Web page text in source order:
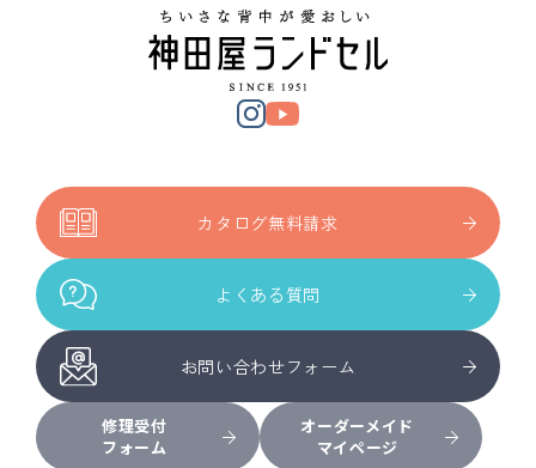
カタログ無料請求
よくある質問
お問い合わせフォーム
修理受付
フォーム
オーダーメイド
マイページ